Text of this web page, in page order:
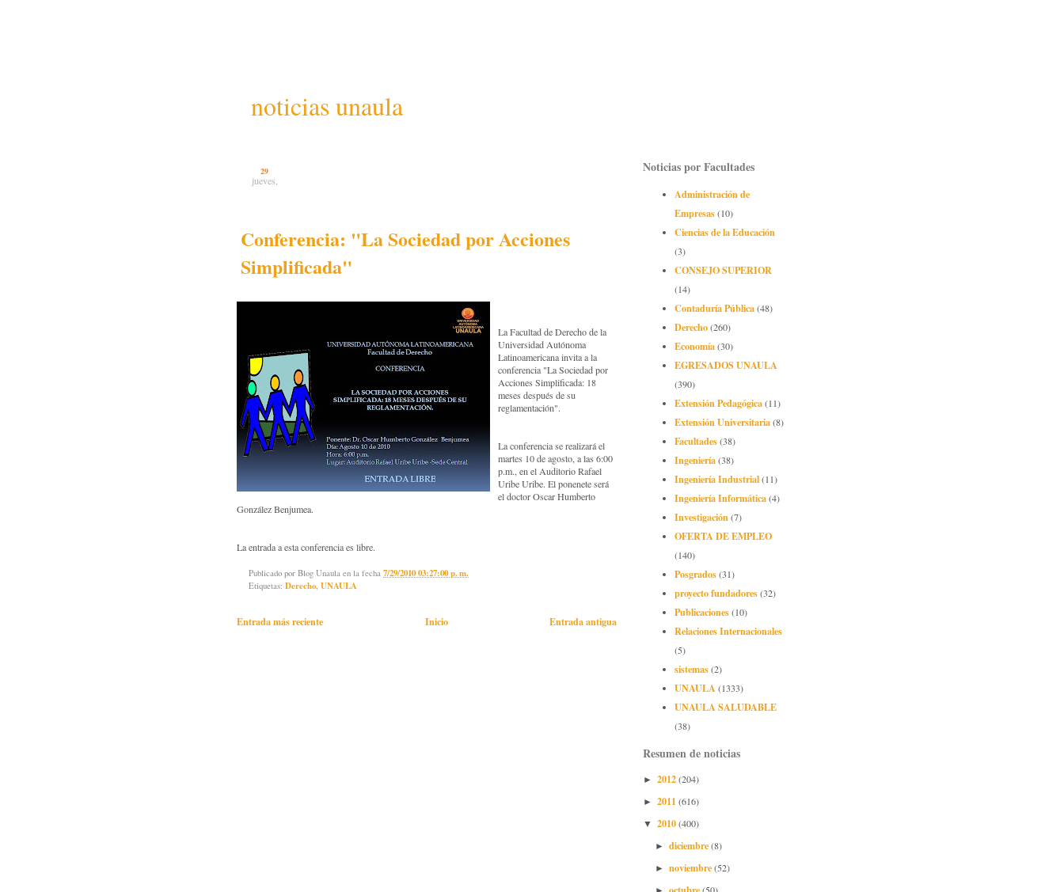
noticias unaula
29
jueves,
Conferencia: "La Sociedad por Acciones
Simplificada"
La Facultad de Derecho de la
Universidad Autónoma
Latinoamericana invita a la
conferencia "La Sociedad por
Acciones Simplificada: 18
meses después de su
reglamentación".
La conferencia se realizará el
martes 10 de agosto, a las 6:00
p.m., en el Auditorio Rafael
Uribe Uribe. El ponenete será
el doctor Oscar Humberto
González Benjumea.
La entrada a esta conferencia es libre.
Publicado por Blog Unaula en la fecha 7/29/2010 03:27:00 p. m.
Etiquetas: Derecho, UNAULA
Entrada más reciente Entrada antigua
Inicio
Noticias por Facultades
Administración de
Empresas(10)
Ciencias de la Educación
(3)
CONSEJO SUPERIOR
(14)
Contaduría Pública(48)
Derecho(260)
Economía(30)
EGRESADOS UNAULA
(390)
Extensión Pedagógica(11)
Extensión Universitaria(8)
Facultades(38)
Ingeniería(38)
Ingeniería Industrial(11)
Ingeniería Informática(4)
Investigación(7)
OFERTA DE EMPLEO
(140)
Posgrados(31)
proyecto fundadores(32)
Publicaciones(10)
Relaciones Internacionales
(5)
sistemas(2)
UNAULA(1333)
UNAULA SALUDABLE
(38)
Resumen de noticias
► 2012(204)
► 2011(616)
▼ 2010(400)
► diciembre(8)
► noviembre(52)